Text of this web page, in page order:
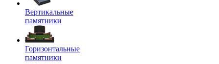
Вертикальные
памятники
Горизонтальные
памятники